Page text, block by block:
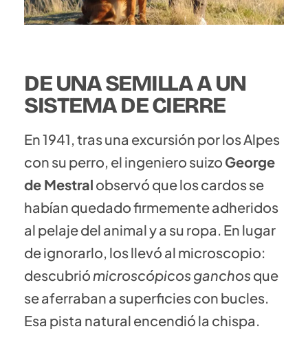
DE UNA SEMILLA A UN
SISTEMA DE CIERRE
En 1941, tras una excursión por los Alpes
con su perro, el ingeniero suizo George
de Mestral observó que los cardos se
habían quedado firmemente adheridos
al pelaje del animal y a su ropa. En lugar
de ignorarlo, los llevó al microscopio:
descubrió microscópicos ganchosque
se aferraban a superficies con bucles.
Esa pista natural encendió la chispa.